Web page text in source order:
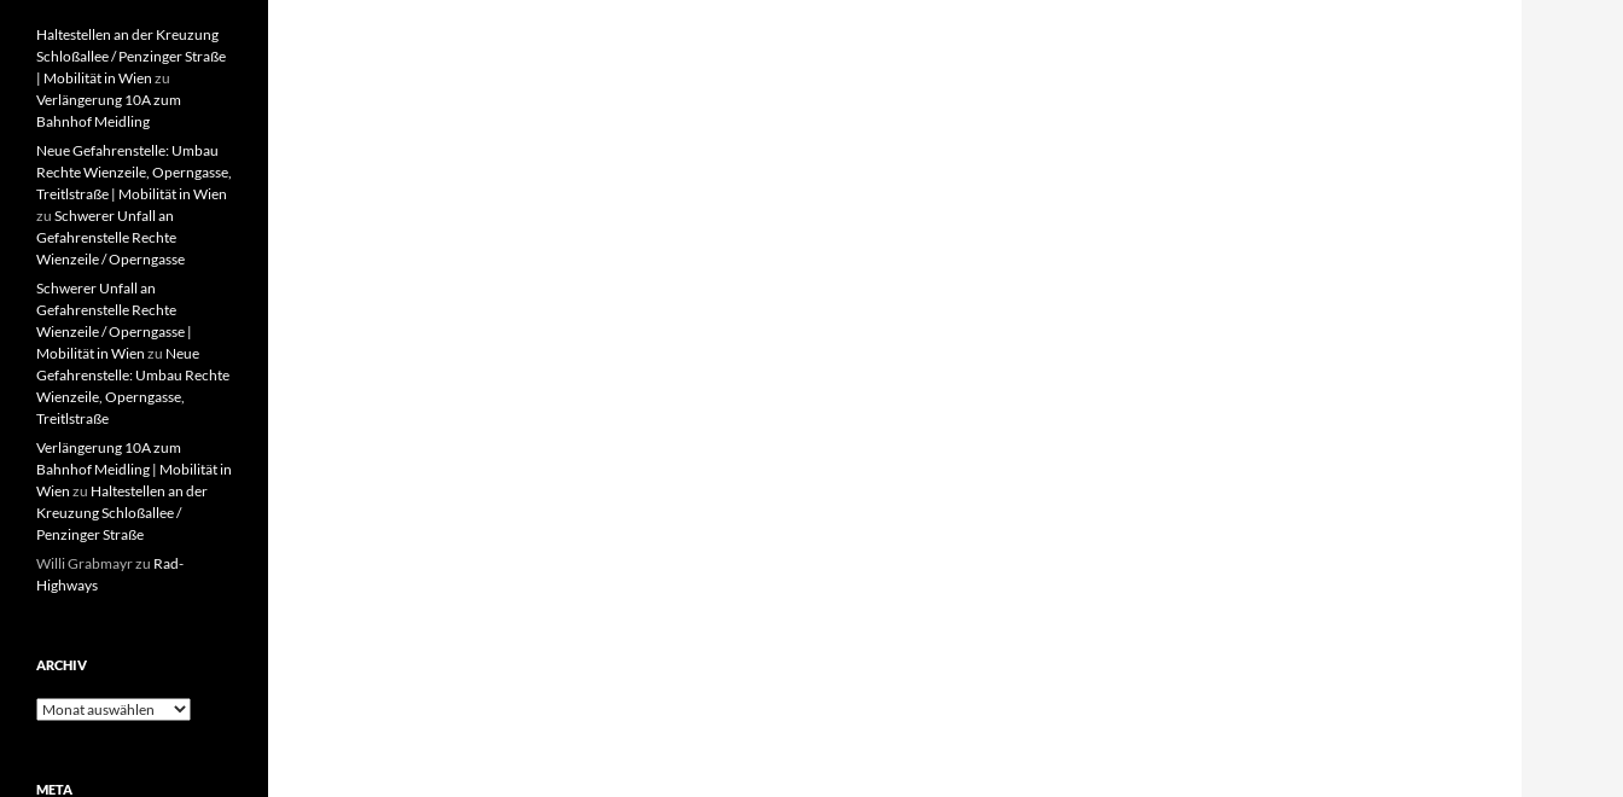
Haltestellen an der Kreuzung
Schloßallee / Penzinger Straße
| Mobilität in Wien zu
Verlängerung 10A zum
Bahnhof Meidling
Neue Gefahrenstelle: Umbau
Rechte Wienzeile, Operngasse,
Treitlstraße | Mobilität in Wien
zu Schwerer Unfall an
Gefahrenstelle Rechte
Wienzeile / Operngasse
Schwerer Unfall an
Gefahrenstelle Rechte
Wienzeile / Operngasse |
Mobilität in Wien zu Neue
Gefahrenstelle: Umbau Rechte
Wienzeile, Operngasse,
Treitlstraße
Verlängerung 10A zum
Bahnhof Meidling | Mobilität in
Wien zu Haltestellen an der
Kreuzung Schloßallee /
Penzinger Straße
Willi Grabmayrzu Rad-
Highways
ARCHIV
Archiv
META